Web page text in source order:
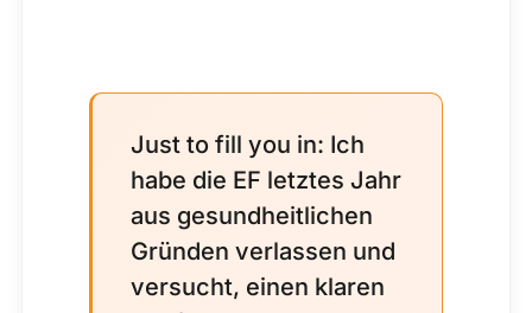
Just to fill you in: Ich
habe die EF letztes Jahr
aus gesundheitlichen
Gründen verlassen und
versucht, einen klaren